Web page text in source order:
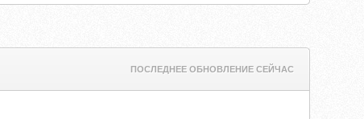
ПОСЛЕДНЕЕ ОБНОВЛЕНИЕ СЕЙЧАС